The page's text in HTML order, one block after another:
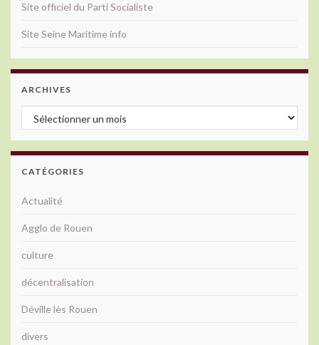
Site officiel du Parti Socialiste
Site Seine Maritime info
ARCHIVES
Archives
CATÉGORIES
Actualité
Agglo de Rouen
culture
décentralisation
Déville lès Rouen
divers